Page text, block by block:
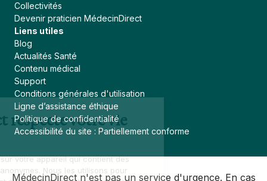
Collectivités
Devenir praticien MédecinDirect
Liens utiles
Blog
Actualités Santé
Contenu médical
Support
Conditions générales d'utilisation
Ligne d’assistance éthique
Politique de confidentialité
Accessibilité du site : Partiellement conforme
MédecinDirect n'est pas un service d'urgence. En cas
Continuer sans accepter
MédecinDirect respecte votre vie
privée
Un cookie est un fichier sur votre appareil qui contient des
données. Celles-ci sont anonymes. Nous les utilisons pour